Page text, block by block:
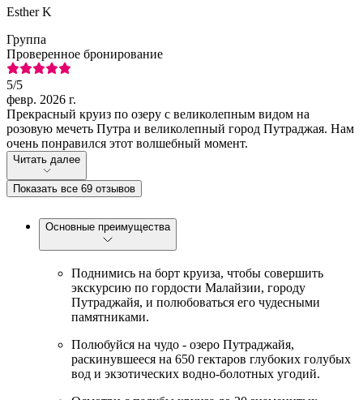
Esther K
Группа
Проверенное бронирование
5/5
февр. 2026 г.
Прекрасный круиз по озеру с великолепным видом на
розовую мечеть Путра и великолепный город Путраджая. Нам
очень понравился этот волшебный момент.
Читать далее
Показать все 69 отзывов
Основные преимущества
Поднимись на борт круиза, чтобы совершить
экскурсию по гордости Малайзии, городу
Путраджайя, и полюбоваться его чудесными
памятниками.
Полюбуйся на чудо - озеро Путраджайя,
раскинувшееся на 650 гектаров глубоких голубых
вод и экзотических водно-болотных угодий.